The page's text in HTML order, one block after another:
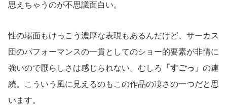
思えちゃうのが不思議面白い。
性の場面もけっこう濃厚な表現もあるんだけど、サーカス
団のパフォーマンスの一貫としてのショー的要素が非情に
強いので厭らしさは感じられない。むしろ
「すごっ」 の連
続。こういう風に見えるのもこの作品の凄さの一つだと思
います。